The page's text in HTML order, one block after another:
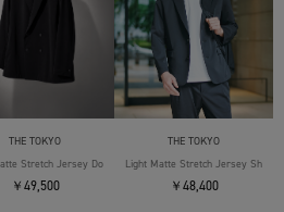
THE TOKYO
Stretch Jersey Double Jacket
￥49,500
THE TOKYO
Light Matte Stretch Jersey Shape
￥48,400